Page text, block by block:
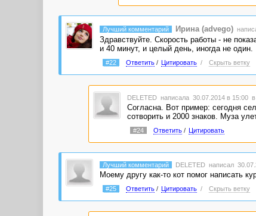
Лучший комментарий Ирина (advego)
Здравствуйте. Скорость работы - не
и 40 минут, и целый день, иногда не один.
#22 Ответить/ Цитировать / Скрыть ветку
DELETED написала 30.07.2014 в 15:00
Согласна. Вот пример: сегодня
сотворить и 2000 знаков. Муза
#24 Ответить/ Цитировать
Лучший комментарий DELETED написал
Моему другу как-то кот помог написать
#25 Ответить/ Цитировать / Скрыть ветку